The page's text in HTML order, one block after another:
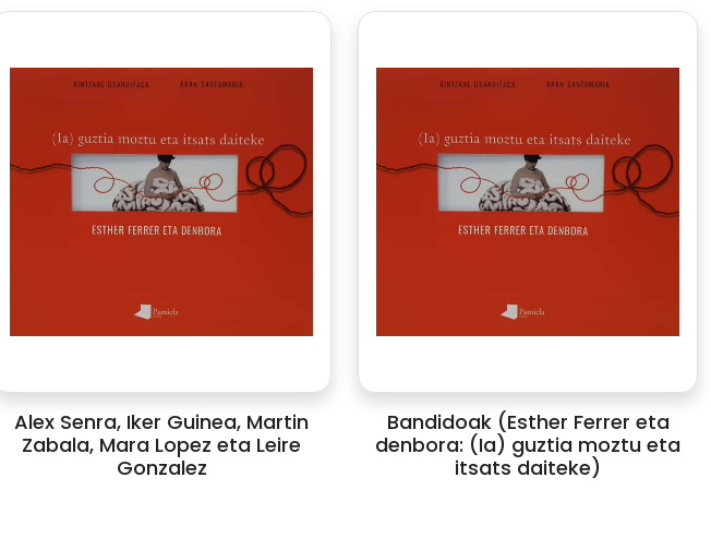
Alex Senra, Iker Guinea, Martin
Zabala, Mara Lopez eta Leire
Gonzalez
Bandidoak (Esther Ferrer eta
denbora: (Ia) guztia moztu eta
itsats daiteke)